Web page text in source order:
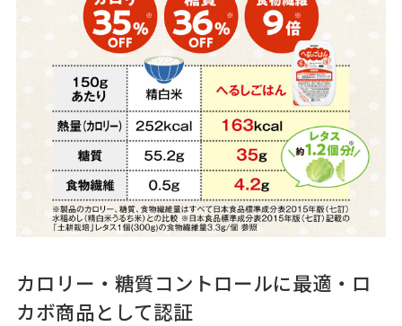
カロリー・糖質コントロールに最適・ロ
カボ商品として認証